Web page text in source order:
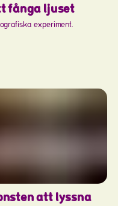
fånga ljuset
experiment.
att lyssna